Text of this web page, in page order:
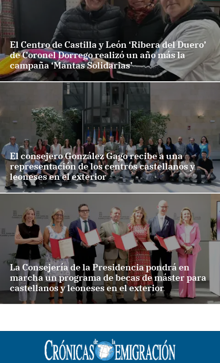
El Centro de Castilla y León ‘Ribera del Duero’
de Coronel Dorrego realizó un año más la
campaña ‘Mantas Solidarias’
El consejero González Gago recibe a una
representación de los centros castellanos y
leoneses en el exterior
La Consejería de la Presidencia pondrá en
marcha un programa de becas de máster para
castellanos y leoneses en el exterior